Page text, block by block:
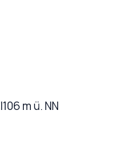
|106m ü. NN